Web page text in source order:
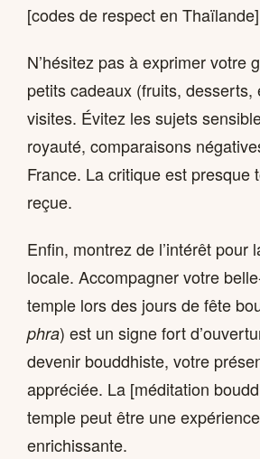
[codes de respect en
N’hésitez pas à exprimer votre
petits cadeaux (fruits, desserts,
visites. Évitez les sujets
royauté, comparaisons
France. La critique est presque
reçue.
Enfin, montrez de l’intérêt pour
locale. Accompagner votre
temple lors des jours de fête
phra) est un signe fort
devenir bouddhiste, votre
appréciée. La [méditation
temple peut être une
enrichissante.